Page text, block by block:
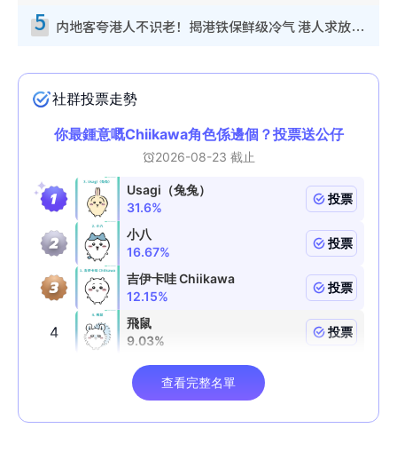
5 内地客夸港人不识老！揭港铁保鲜级冷气 港人求放过：别投诉